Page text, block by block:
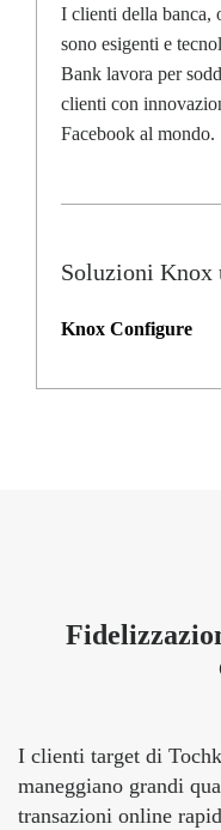
I clienti della banca,
sono esigenti e
Bank lavora per
clienti con
Facebook al mondo.
Soluzioni Knox
Knox Configure
I clienti target di
maneggiano grandi
transazioni online